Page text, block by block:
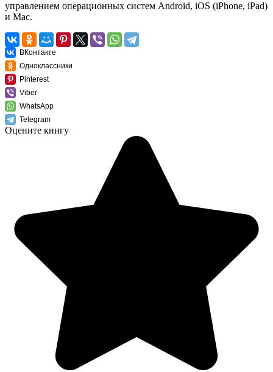
управлением операционных систем Android, iOS (iPhone, iPad)
и Mac.
ВКонтакте
Одноклассники
Pinterest
Viber
WhatsApp
Telegram
Оцените книгу